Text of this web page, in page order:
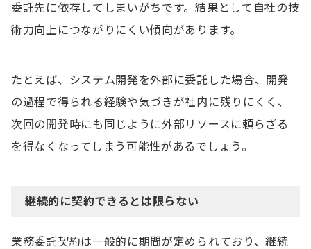
委託先に依存してしまいがちです。結果として自社の技
術力向上につながりにくい傾向があります。
たとえば、システム開発を外部に委託した場合、開発
の過程で得られる経験や気づきが社内に残りにくく、
次回の開発時にも同じように外部リソースに頼らざる
を得なくなってしまう可能性があるでしょう。
継続的に契約できるとは限らない
業務委託契約は一般的に期間が定められており、継続